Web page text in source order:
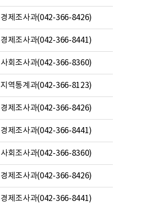
경제조사과(042-366-8426)
경제조사과(042-366-8441)
사회조사과(042-366-8360)
지역통계과(042-366-8123)
경제조사과(042-366-8426)
경제조사과(042-366-8441)
사회조사과(042-366-8360)
경제조사과(042-366-8426)
경제조사과(042-366-8441)